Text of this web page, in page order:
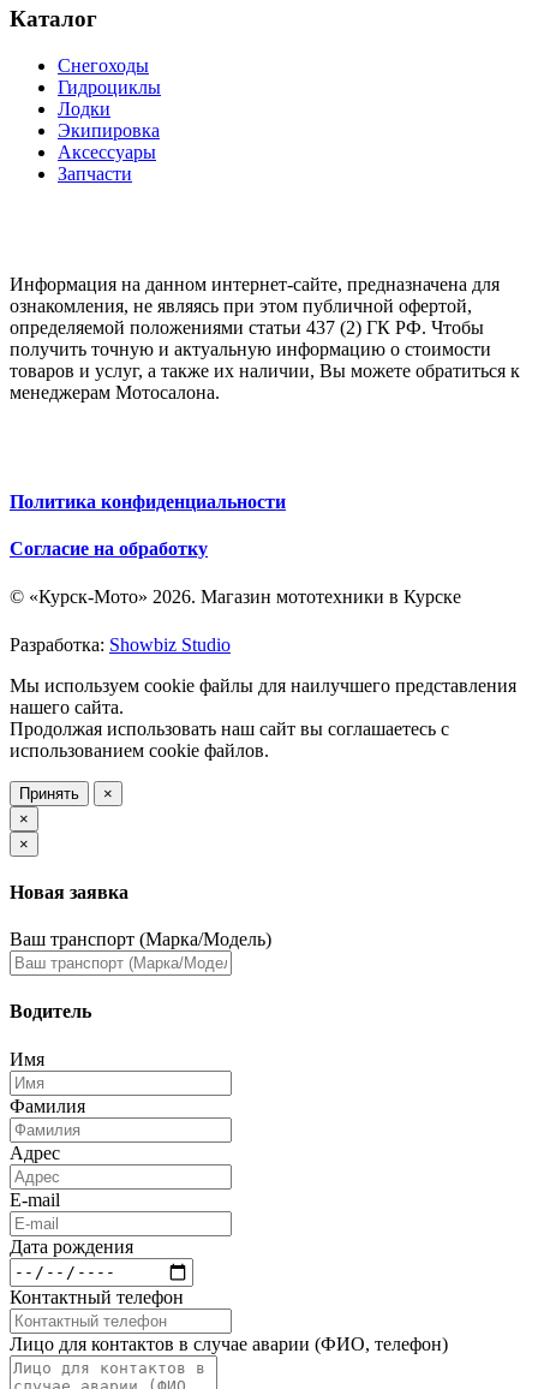
Каталог
Снегоходы
Гидроциклы
Лодки
Экипировка
Аксессуары
Запчасти
Информация на данном интернет-сайте, предназначена для
ознакомления, не являясь при этом публичной офертой,
определяемой положениями статьи 437 (2) ГК РФ. Чтобы
получить точную и актуальную информацию о стоимости
товаров и услуг, а также их наличии, Вы можете обратиться к
менеджерам Мотосалона.
Политика конфиденциальности
Согласие на обработку
© «Курск-Мото» 2026. Магазин мототехники в Курске
Разработка: Showbiz Studio
Мы используем cookie файлы для наилучшего представления
нашего сайта.
Продолжая использовать наш сайт вы соглашаетесь с
использованием cookie файлов.
Принять
×
×
×
Новая заявка
Ваш транспорт (Марка/Модель)
Водитель
Имя
Фамилия
Адрес
E-mail
Дата рождения
Контактный телефон
Лицо для контактов в случае аварии (ФИО, телефон)